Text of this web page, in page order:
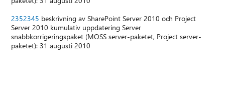
2352345 beskrivning av SharePoint Server 2010 och Project
Server 2010 kumulativ uppdatering Server
snabbkorrigeringspaket (MOSS server-paketet, Project server-
paketet): 31 augusti 2010